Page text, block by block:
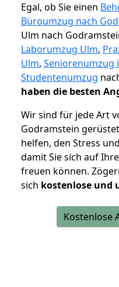
Egal, ob Sie einen
Büroumzug nach
Ulm nach
Laborumzug Ulm,
Ulm, Seniorenumzug
Studentenumzug
haben die besten
Wir sind für jede Art
Godramstein
helfen, den Stress
damit Sie sich auf
freuen können.
sich kostenlose und
Kostenlose